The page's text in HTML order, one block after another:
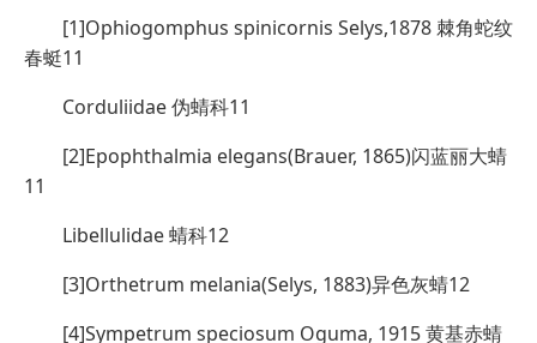
[1]Ophiogomphus spinicornis Selys,1878 棘角蛇纹
春蜓11
Corduliidae 伪蜻科11
[2]Epophthalmia elegans(Brauer, 1865)闪蓝丽大蜻
11
Libellulidae 蜻科12
[3]Orthetrum melania(Selys, 1883)异色灰蜻12
[4]Sympetrum speciosum Oguma, 1915 黄基赤蜻